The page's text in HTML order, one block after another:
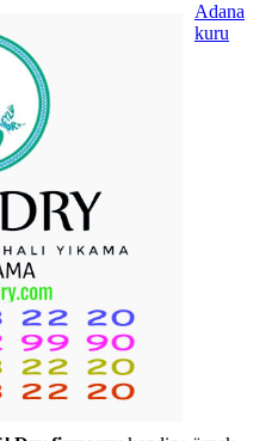
Adana
kuru